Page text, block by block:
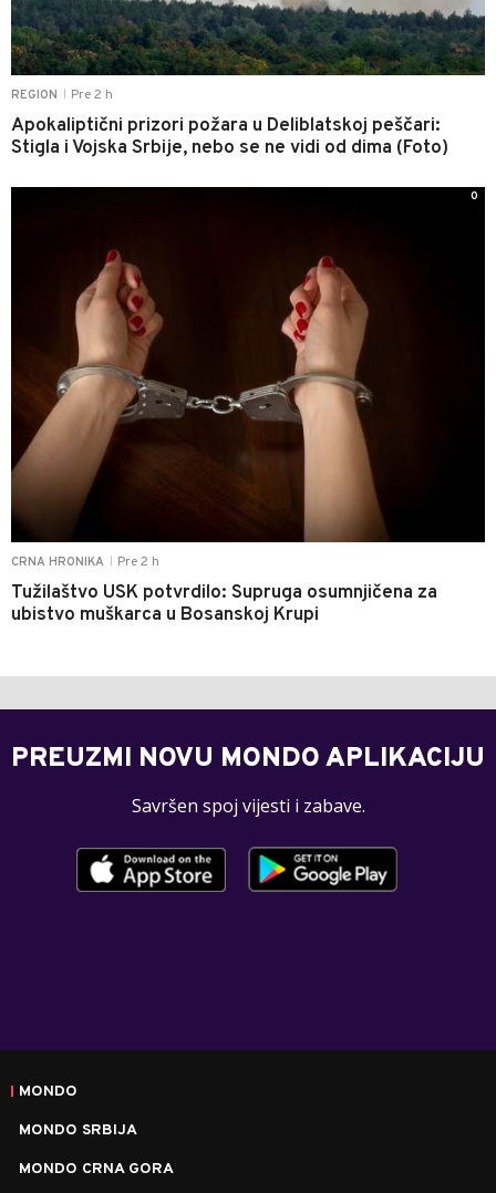
REGION Pre 2 h
Apokaliptični prizori požara u Deliblatskoj peščari:
Stigla i Vojska Srbije, nebo se ne vidi od dima (Foto)
CRNA HRONIKA Pre 2 h
Tužilaštvo USK potvrdilo: Supruga osumnjičena za
ubistvo muškarca u Bosanskoj Krupi
0
PREUZMI NOVU MONDO APLIKACIJU
Savršen spoj vijesti i zabave.
MONDO
MONDO SRBIJA
MONDO CRNA GORA